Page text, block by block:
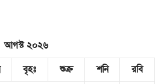
আগস্ট ২০২৬
বৃহঃ শুক্র শনি রবি